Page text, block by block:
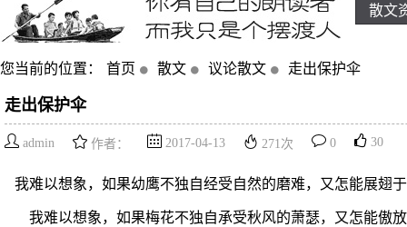
散文
您当前的位置： 首页 散文 议论散文 走出保护伞
走出保护伞
admin 作者： 2017-04-13 271次 0 30
我难以想象，如果幼鹰不独自经受自然的磨难，又怎能展翅
我难以想象，如果梅花不独自承受秋风的萧瑟，又怎能傲